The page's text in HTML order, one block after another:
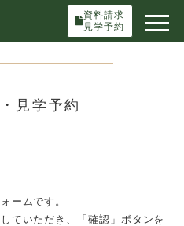
資料請求
見学予約
見学予約
ームです。
ていただき、「確認」ボタンを